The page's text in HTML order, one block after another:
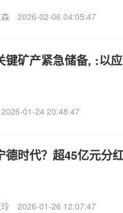
2026-02-06 04:05:47
键矿产紧急储备, :以
2026-01-24 20:48:47
时代？超45亿元分
2026-01-26 12:07:47